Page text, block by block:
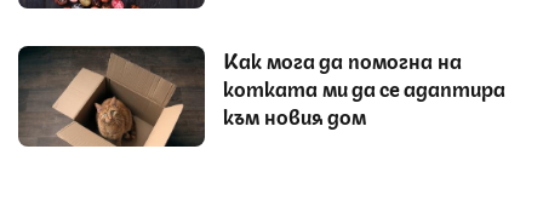
Как мога да помогна на
котката ми да се адаптира
към новия дом